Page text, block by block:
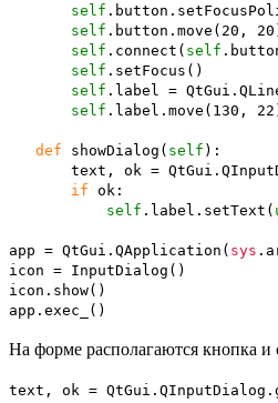
self . button .
self . button . move ( 20 , 20
self . connect ( self .
self . setFocus ( )
self . label = QtGui.
self . label . move ( 130 , 22
def showDialog ( self ) :
text, ok = QtGui.
if ok:
self . label . setText (
app = QtGui. QApplication ( sys .
icon = InputDialog ( )
icon. show( )
app. exec_ ( )
На форме располагаются кнопка и
text, ok = QtGui. QInputDialog .